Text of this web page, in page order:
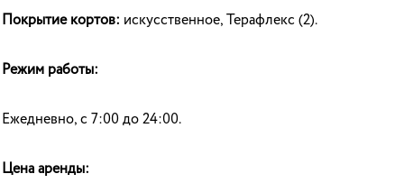
Покрытие кортов: искусственное, Терафлекс (2).
Режим работы:
Ежедневно, с 7:00 до 24:00.
Цена аренды: